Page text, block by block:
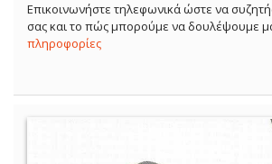
Επικοινωνήστε τηλεφωνικά ώστε να
σας και το πώς μπορούμε να δουλέψουμε
πληροφορίες